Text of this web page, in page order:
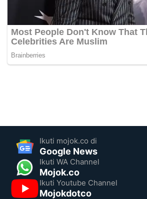
Ikuti mojok.co di
Google News
Ikuti WA Channel
Mojok.co
Ikuti Youtube Channel
Mojokdotco